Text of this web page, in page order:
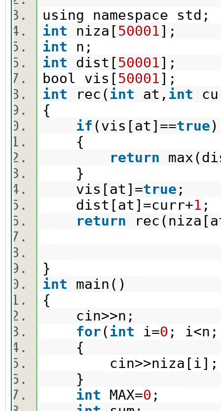
using namespace
int niza[50001];
int n;
int dist[50001];
bool vis[50001];
int rec( int at, int
{
if (vis[at]==true
{
return
}
vis[at]=true ;
dist[at]=curr+1
return
}
int main()
{
cin>>n;
for( int i=0 ;
{
}
int MAX=0 ;